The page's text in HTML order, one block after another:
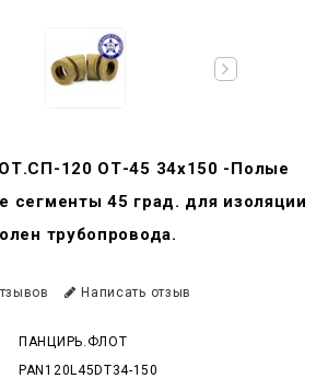
120 ОТ-45 34x150 -Полые
сегменты 45 град. для изоляции
трубопровода.
Написать отзыв
ПАНЦИРЬ.ФЛОТ
PAN120L45DT34-150